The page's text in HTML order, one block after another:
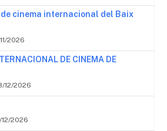
de cinema internacional del Baix
2026
DE CINEMA DE
12/2026
12/2026